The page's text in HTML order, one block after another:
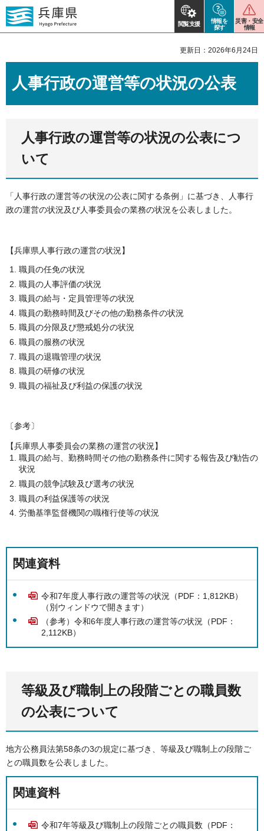
閲覧支援
情報を
探す
災害・安全
情報
更新日：2026年6月24日
人事行政の運営等の状況の公表
人事行政の運営等の状況の公表につ
いて
「人事行政の運営等の状況の公表に関する条例」に基づき、人事行
政の運営の状況及び人事委員会の業務の状況を公表しました。
【兵庫県人事行政の運営の状況】
職員の任免の状況
職員の人事評価の状況
職員の給与・定員管理等の状況
職員の勤務時間及びその他の勤務条件の状況
職員の分限及び懲戒処分の状況
職員の服務の状況
職員の退職管理の状況
職員の研修の状況
職員の福祉及び利益の保護の状況
〔参考〕
【兵庫県人事委員会の業務の運営の状況】
職員の給与、勤務時間その他の勤務条件に関する報告及び勧告の
状況
職員の競争試験及び選考の状況
職員の利益保護等の状況
労働基準監督機関の職権行使等の状況
関連資料
令和7年度人事行政の運営等の状況（PDF：1,812KB）
（別ウィンドウで開きます）
（参考）令和6年度人事行政の運営等の状況（PDF：
2,112KB）
等級及び職制上の段階ごとの職員数
の公表について
地方公務員法第58条の3の規定に基づき、等級及び職制上の段階ご
との職員数を公表しました。
関連資料
令和7年等級及び職制上の段階ごとの職員数（PDF：